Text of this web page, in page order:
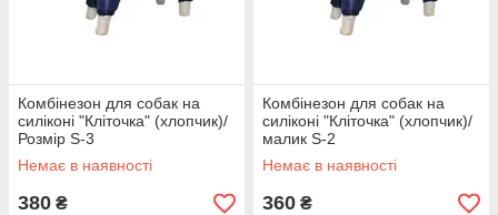
Комбінезон для собак на
силіконі "Кліточка" (хлопчик)/
Розмір S-3
Немає в наявності
380 ₴
Комбінезон для собак на
силіконі "Кліточка" (хлопчик)/
малик S-2
Немає в наявності
360 ₴